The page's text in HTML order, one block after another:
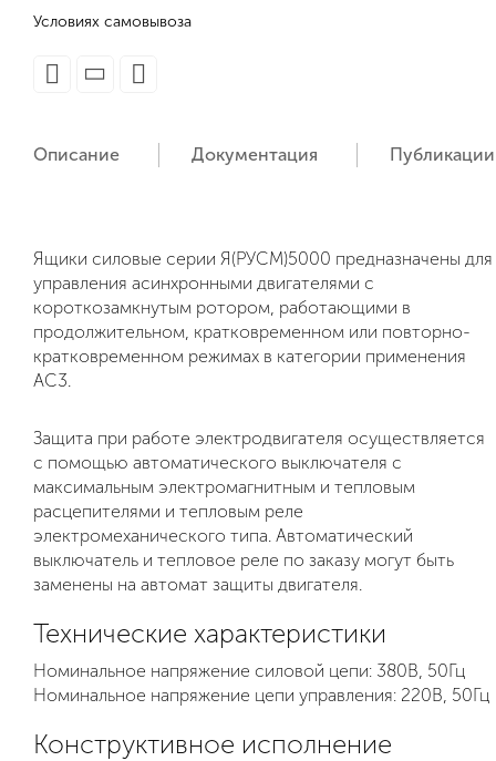
Условиях самовывоза
Описание Документация Публикации
Ящики силовые серии Я(РУСМ)5000 предназначены для
управления асинхронными двигателями с
короткозамкнутым ротором, работающими в
продолжительном, кратковременном или повторно-
кратковременном режимах в категории применения
АС3.
Защита при работе электродвигателя осуществляется
с помощью автоматического выключателя с
максимальным электромагнитным и тепловым
расцепителями и тепловым реле
электромеханического типа. Автоматический
выключатель и тепловое реле по заказу могут быть
заменены на автомат защиты двигателя.
Технические характеристики
Номинальное напряжение силовой цепи: 380В, 50Гц
Номинальное напряжение цепи управления: 220В, 50Гц
Конструктивное исполнение